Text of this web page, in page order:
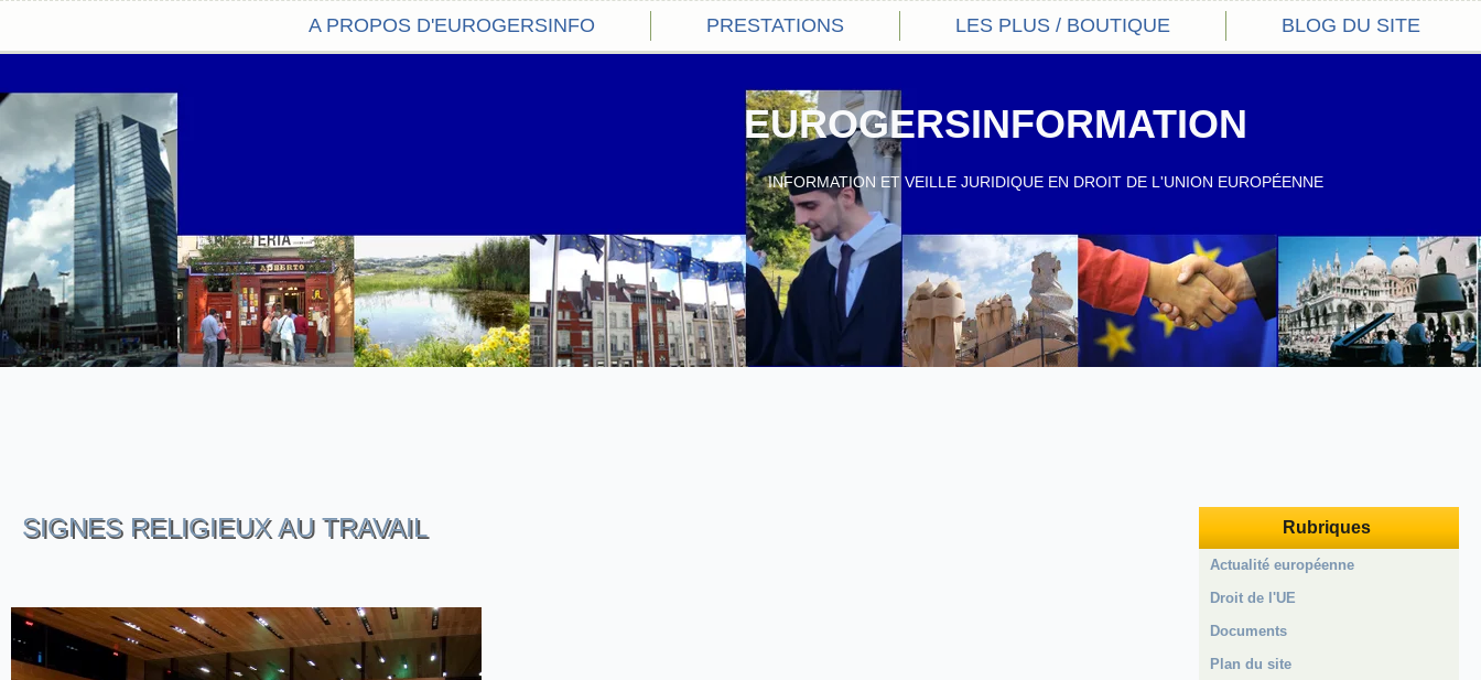
EUROGERSINFORMATION
INFORMATION ET VEILLE JURIDIQUE EN DROIT DE L'UNION EUROPÉENNE
A PROPOS D'EUROGERSINFO PRESTATIONS LES PLUS / BOUTIQUE BLOG DU SITE
SIGNES RELIGIEUX AU TRAVAIL Rubriques
Actualité européenne
Droit de l'UE
Documents
Plan du site